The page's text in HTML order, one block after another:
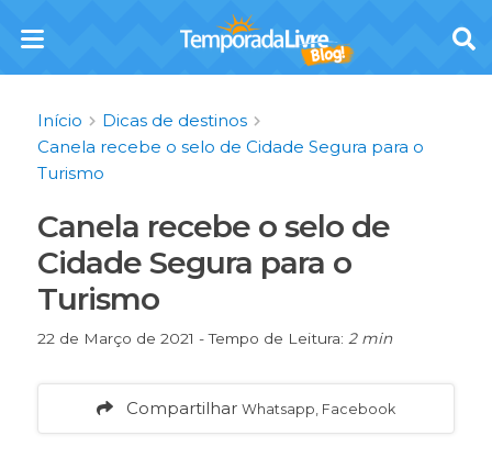
Início
Dicas de destinos
Canela recebe o selo de Cidade Segura para o
Turismo
Canela recebe o selo de
Cidade Segura para o
Turismo
22 de Março de 2021 - Tempo de Leitura: 2 min
Compartilhar Whatsapp, Facebook